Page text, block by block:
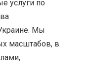
услуги по
Мы
масштабов, в